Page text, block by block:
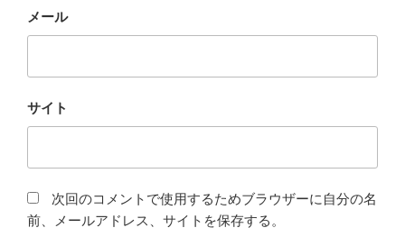
メール
サイト
次回のコメントで使用するためブラウザーに自分の名
前、メールアドレス、サイトを保存する。